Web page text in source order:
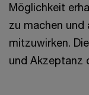
Möglichkeit
zu machen und
mitzuwirken.
und Akzeptanz